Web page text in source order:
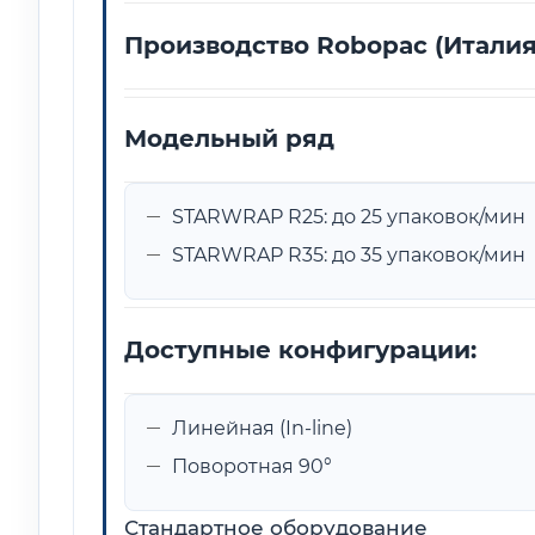
Производство Robopac
Модельный ряд
STARWRAP R25: до 25 упаковок/мин
STARWRAP R35: до 35 упаковок/мин
Доступные конфигурации:
Линейная (In-line)
Поворотная 90°
Стандартное оборудование